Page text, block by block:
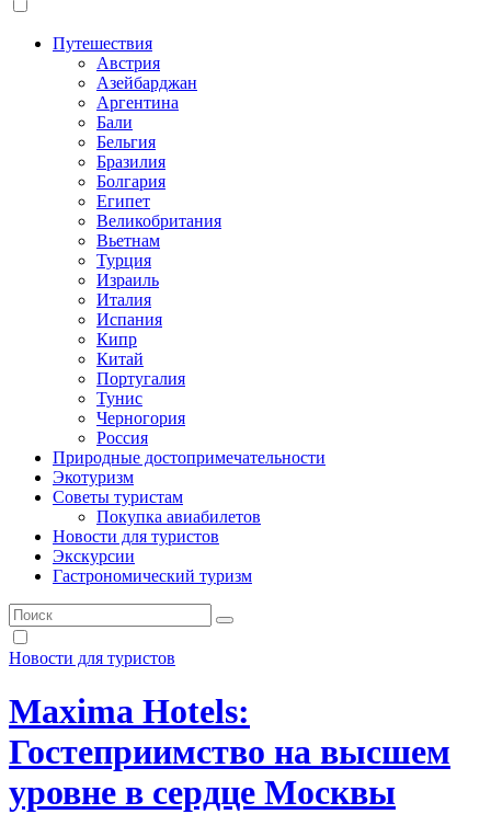
Путешествия
Австрия
Азейбарджан
Аргентина
Бали
Бельгия
Бразилия
Болгария
Египет
Великобритания
Вьетнам
Турция
Израиль
Италия
Испания
Кипр
Китай
Португалия
Тунис
Черногория
Россия
Природные достопримечательности
Экотуризм
Советы туристам
Покупка авиабилетов
Новости для туристов
Экскурсии
Гастрономический туризм
Новости для туристов
Maxima Hotels:
Гостеприимство на высшем
уровне в сердце Москвы